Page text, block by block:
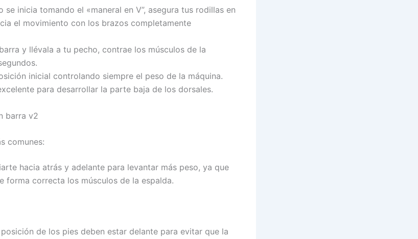
se inicia tomando el «maneral en V”, asegura tus rodillas en
el movimiento con los brazos completamente
y llévala a tu pecho, contrae los músculos de la
inicial controlando siempre el peso de la máquina.
para desarrollar la parte baja de los dorsales.
comunes:
hacia atrás y adelante para levantar más peso, ya que
forma correcta los músculos de la espalda.
de los pies deben estar delante para evitar que la